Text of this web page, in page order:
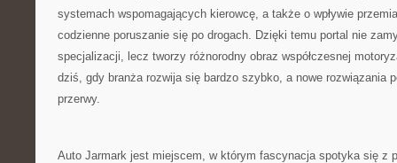
systemach wspomagających kierowcę, a także o wpływie
codzienne poruszanie się po drogach. Dzięki temu portal nie
specjalizacji, lecz tworzy różnorodny obraz współczesnej
dziś, gdy branża rozwija się bardzo szybko, a nowe rozwiązania
przerwy.
Auto Jarmark jest miejscem, w którym fascynacja spotyka się z